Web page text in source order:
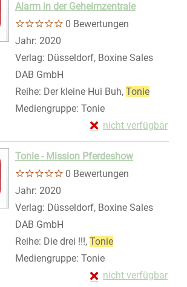
Alarm in der Geheimzentrale
0 Bewertungen
Suche nach diesem Verfasser
Jahr: 2020
Verlag: Düsseldorf, Boxine Sales
DAB GmbH
Reihe: Der kleine Hui Buh, Tonie
Mediengruppe: Tonie
nicht verfügbar
Exemplar-Details
Zum Download von
Tonie - Mission Pferdeshow
0 Bewertungen
Suche nach diesem Verfasser
Jahr: 2020
Verlag: Düsseldorf, Boxine Sales
DAB GmbH
Reihe: Die drei !!!, Tonie
Mediengruppe: Tonie
nicht verfügbar
Exemplar-Details